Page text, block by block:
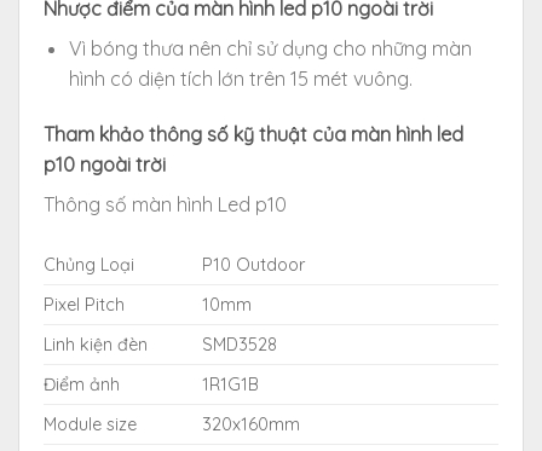
Nhược điểm của màn hình led p10 ngoài trời
Vì bóng thưa nên chỉ sử dụng cho những màn
hình có diện tích lớn trên 15 mét vuông.
Tham khảo thông số kỹ thuật của màn hình led
p10 ngoài trời
Thông số màn hình Led p10
Chủng Loại
P10 Outdoor
Pixel Pitch
10mm
Linh kiện đèn
SMD3528
Điểm ảnh
1R1G1B
Module size
320x160mm